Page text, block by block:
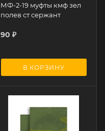
МФ-2-19 муфты кмф зел
полев ст сержант
90 ₽
В КОРЗИНУ